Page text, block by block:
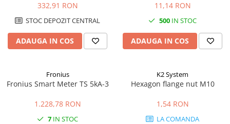
332,91 RON
STOC DEPOZIT CENTRAL
ADAUGA IN COS
11,14 RON
500 IN STOC
ADAUGA IN COS
Fronius
Fronius Smart Meter TS 5kA-3
1.228,78 RON
7 IN STOC
K2 System
Hexagon flange nut M10
1,54 RON
LA COMANDA